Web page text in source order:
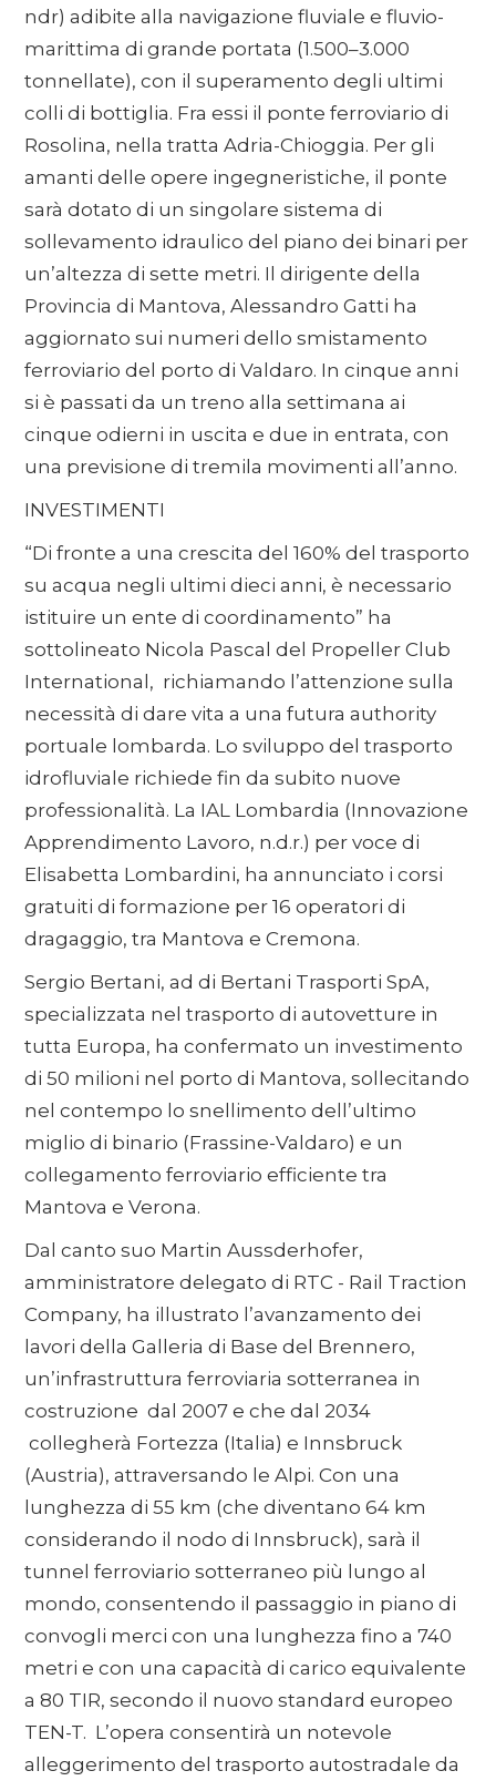
ndr) adibite alla navigazione fluviale e fluvio-
marittima di grande portata (1.500–3.000
tonnellate), con il superamento degli ultimi
colli di bottiglia. Fra essi il ponte ferroviario di
Rosolina, nella tratta Adria-Chioggia. Per gli
amanti delle opere ingegneristiche, il ponte
sarà dotato di un singolare sistema di
sollevamento idraulico del piano dei binari per
un’altezza di sette metri. Il dirigente della
Provincia di Mantova, Alessandro Gatti ha
aggiornato sui numeri dello smistamento
ferroviario del porto di Valdaro. In cinque anni
si è passati da un treno alla settimana ai
cinque odierni in uscita e due in entrata, con
una previsione di tremila movimenti all’anno.
INVESTIMENTI
“Di fronte a una crescita del 160% del trasporto
su acqua negli ultimi dieci anni, è necessario
istituire un ente di coordinamento” ha
sottolineato Nicola Pascal del Propeller Club
International, richiamando l’attenzione sulla
necessità di dare vita a una futura authority
portuale lombarda. Lo sviluppo del trasporto
idrofluviale richiede fin da subito nuove
professionalità. La IAL Lombardia (Innovazione
Apprendimento Lavoro, n.d.r.) per voce di
Elisabetta Lombardini, ha annunciato i corsi
gratuiti di formazione per 16 operatori di
dragaggio, tra Mantova e Cremona.
Sergio Bertani, ad di Bertani Trasporti SpA,
specializzata nel trasporto di autovetture in
tutta Europa, ha confermato un investimento
di 50 milioni nel porto di Mantova, sollecitando
nel contempo lo snellimento dell’ultimo
miglio di binario (Frassine-Valdaro) e un
collegamento ferroviario efficiente tra
Mantova e Verona.
Dal canto suo Martin Aussderhofer,
amministratore delegato di RTC - Rail Traction
Company, ha illustrato l’avanzamento dei
lavori della Galleria di Base del Brennero,
un’infrastruttura ferroviaria sotterranea in
costruzione dal 2007 e che dal 2034
collegherà Fortezza (Italia) e Innsbruck
(Austria), attraversando le Alpi. Con una
lunghezza di 55 km (che diventano 64 km
considerando il nodo di Innsbruck), sarà il
tunnel ferroviario sotterraneo più lungo al
mondo, consentendo il passaggio in piano di
convogli merci con una lunghezza fino a 740
metri e con una capacità di carico equivalente
a 80 TIR, secondo il nuovo standard europeo
TEN-T. L’opera consentirà un notevole
alleggerimento del trasporto autostradale da